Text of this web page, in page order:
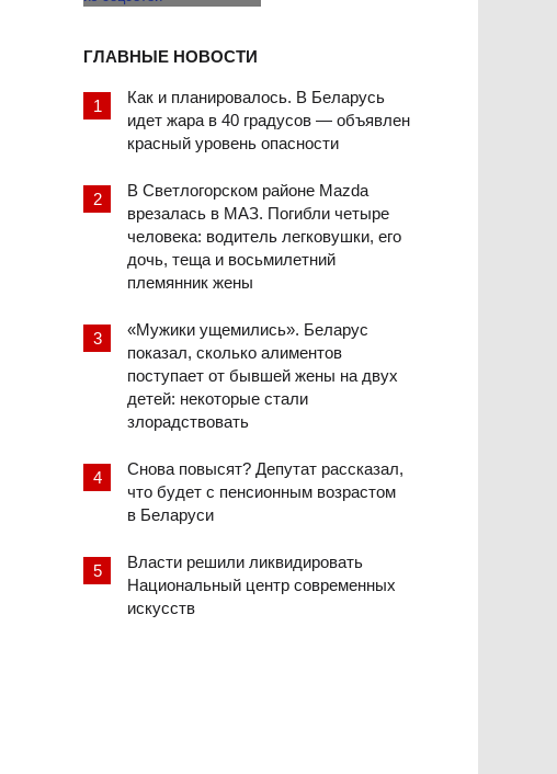
ГЛАВНЫЕ НОВОСТИ
Как и планировалось. В Беларусь
идет жара в 40 градусов — объявлен
красный уровень опасности
В Светлогорском районе Mazda
врезалась в МАЗ. Погибли четыре
человека: водитель легковушки, его
дочь, теща и восьмилетний
племянник жены
«Мужики ущемились». Беларус
показал, сколько алиментов
поступает от бывшей жены на двух
детей: некоторые стали
злорадствовать
Снова повысят? Депутат рассказал,
что будет с пенсионным возрастом
в Беларуси
Власти решили ликвидировать
Национальный центр современных
искусств